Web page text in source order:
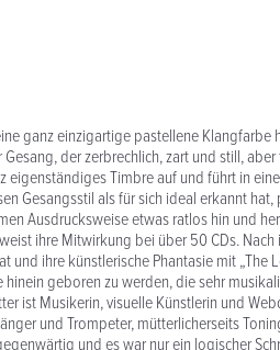
ganz einzigartige pastellene Klangfarbe
der zerbrechlich, zart und still,
Timbre auf und führt in
Gesangsstil als für sich ideal erkannt
Ausdrucksweise etwas ratlos hin und
ihre Mitwirkung bei über 50 CDs.
und ihre künstlerische Phantasie mit „The
geboren zu werden, die sehr
ist Musikerin, visuelle Künstlerin und
und Trompeter, mütterlicherseits
und es war nur ein logischer